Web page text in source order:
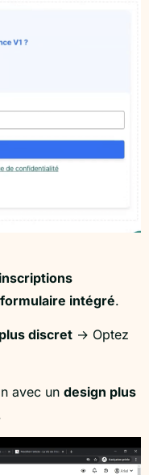
formulaire intégré.
discret → Optez
avec undesign plus